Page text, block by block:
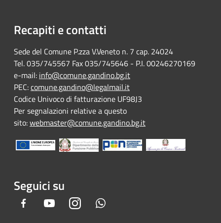
Recapiti e contatti
Sede del Comune P.zza V.Veneto n. 7 cap. 24024
Tel. 035/745567 Fax 035/745646 - P.I. 00246270169
e-mail: info@comune.gandino.bg.it
PEC:comune.gandino@legalmail.it
Codice Univoco di fatturazione UF98J3
Per segnalazioni relative a questo
sito:webmaster@comune.gandino.bg.it
Seguici su
Facebook YoutubeInstagram